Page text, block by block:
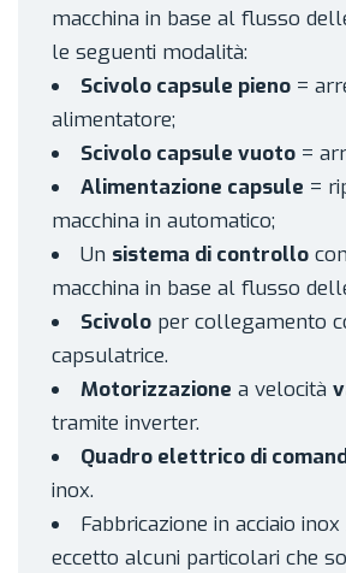
macchina in base al flusso
le seguenti modalità:
Scivolo capsule pieno =
alimentatore;
Scivolo capsule vuoto =
Alimentazione capsule =
macchina in automatico;
Un sistema di controllo
macchina in base al flusso
Scivolo per collegamento
capsulatrice.
Motorizzazione a velocità
tramite inverter.
Quadro elettrico di
inox.
Fabbricazione in acciaio inox
eccetto alcuni particolari che